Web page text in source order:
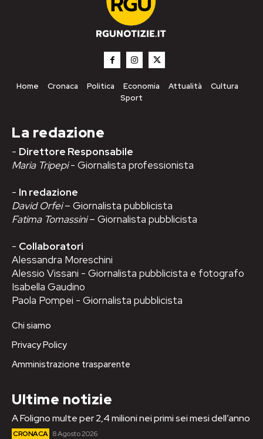
Home Cronaca Politica Economia Attualità
Cultura
Sport
La redazione
- Direttore Responsabile
Maria Tripepi- Giornalista professionista
- In redazione
David Orfei– Giornalista pubblicista
Fatima Tomassini– Giornalista pubblicista
- Collaboratori
Alessandra Moreschini
Alessio Vissani - Giornalista pubblicista e fotografo
Isabella Gaudino
Paola Pompei - Giornalista pubblicista
Chi siamo
Privacy Policy
Amministrazione trasparente
Ultime notizie
A Foligno multe per 2,4 milioni nei primi sei mesi dell’anno
CRONACA 8 Agosto 2026